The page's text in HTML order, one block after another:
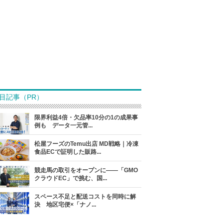
記事（PR）
限界利益4倍・欠品率10分の1の成果事
例も データ一元管...
松屋フーズのTemu出店 MD戦略｜冷凍
食品ECで証明した販路...
競走馬の取引をオープンに――「GMO
クラウドEC」で挑む、国...
スペース不足と配送コストを同時に解
決 地区宅便×「ナノ...